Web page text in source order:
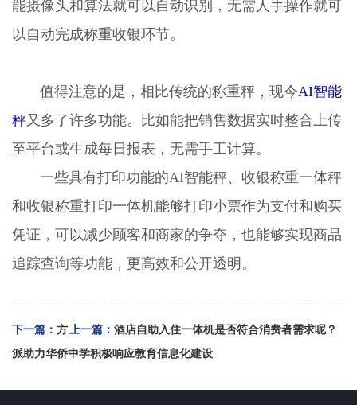
能摄像头和算法就可以自动识别，无需人手操作就可
以自动完成称重收银环节。
值得注意的是，相比传统的称重秤，现今AI智能
秤又多了许多功能。比如能把销售数据实时整合上传
至平台或生成每日报表，无需手工计算。
一些具有打印功能的AI智能秤、收银称重一体秤
和收银称重打印一体机能够打印小票作为支付和购买
凭证，可以减少顾客和商家的争夺，也能够实现商品
追踪查询等功能，更高效和公开透明。
上一篇： 酒店自助入住一体机是否符合消费者需求呢？
下一篇： 方
派助力华侨中学积极响应教育信息化建设